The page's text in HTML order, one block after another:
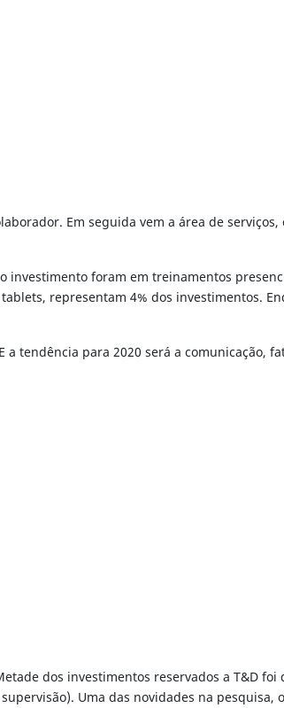
Em seguida vem a área de
foram em treinamentos
representam 4% dos investimentos.
tendência para 2020 será a comunicação,
dos investimentos reservados a T&D foi
Uma das novidades na